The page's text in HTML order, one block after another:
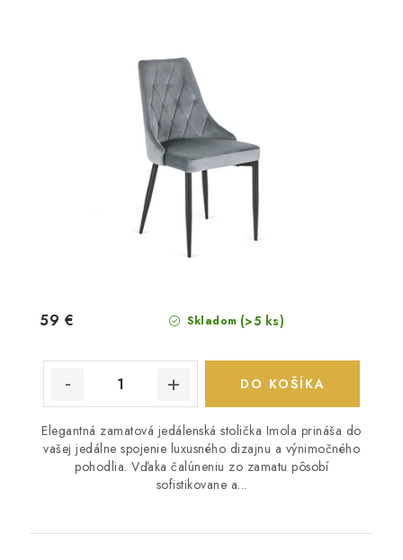
Skladom (>5 ks)
59 €
DO KOŠÍKA
Elegantná zamatová jedálenská stolička Imola prináša do
vašej jedálne spojenie luxusného dizajnu a výnimočného
pohodlia. Vďaka čalúneniu zo zamatu pôsobí
sofistikovane a...